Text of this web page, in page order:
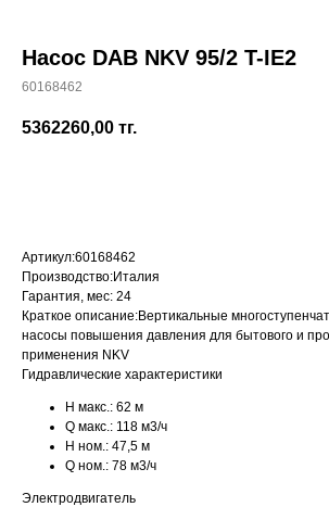
(700) 730-70-73
Насос DAB NKV 95/2 T-IE2
60168462
5362260,00 тг.
Артикул:60168462
Производство:Италия
Гарантия, мес: 24
Краткое описание:Вертикальные
насосы повышения давления для бытового и
применения NKV
Гидравлические характеристики
H макс.: 62 м
Q макс.: 118 м3/ч
H ном.: 47,5 м
Q ном.: 78 м3/ч
Электродвигатель